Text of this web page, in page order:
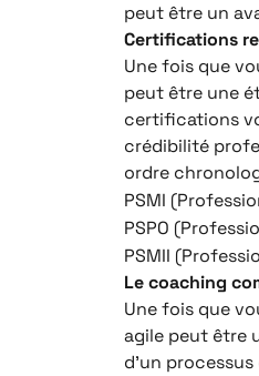
peut être un
Certifications
Une fois que
peut être une
certifications
crédibilité
ordre
PSMI
PSPO
PSMII
Le coaching
Une fois que
agile peut être
d’un